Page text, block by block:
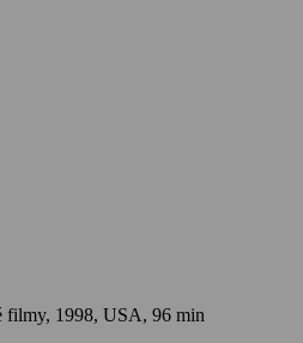
filmy, 1998, USA, 96 min